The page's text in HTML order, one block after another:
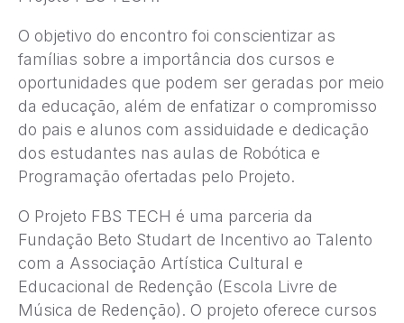
O objetivo do encontro foi conscientizar as
famílias sobre a importância dos cursos e
oportunidades que podem ser geradas por meio
da educação, além de enfatizar o compromisso
do pais e alunos com assiduidade e dedicação
dos estudantes nas aulas de Robótica e
Programação ofertadas pelo Projeto.
O Projeto FBS TECH é uma parceria da
Fundação Beto Studart de Incentivo ao Talento
com a Associação Artística Cultural e
Educacional de Redenção (Escola Livre de
Música de Redenção). O projeto oferece cursos